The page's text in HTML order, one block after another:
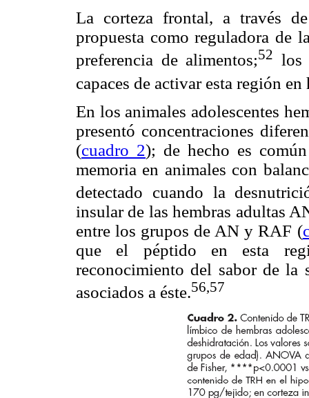
La corteza frontal, a través
propuesta como reguladora de
preferencia de alimentos;52 los
capaces de activar esta región en
En los animales adolescentes
presentó concentraciones
(cuadro 2); de hecho es
memoria en animales con
detectado cuando la
insular de las hembras adultas
entre los grupos de AN y RAF (
que el péptido en esta
reconocimiento del sabor de la
asociados a éste.56,57